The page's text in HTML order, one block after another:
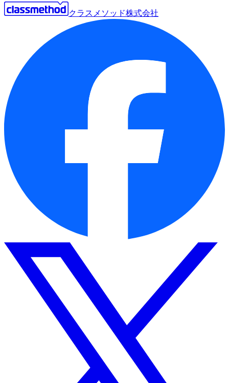
クラスメソッド株式会社